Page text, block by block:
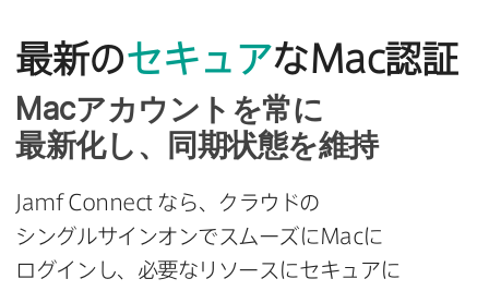
最新のセキュアなMac認証
Macアカウントを​常に​
最新化し、​同期状態を​維持
Jamf Connect なら、​クラウドの​
シングルサインオンで​スムーズに Macに​
ログインし、​必要な​リソースに​セキュアに​